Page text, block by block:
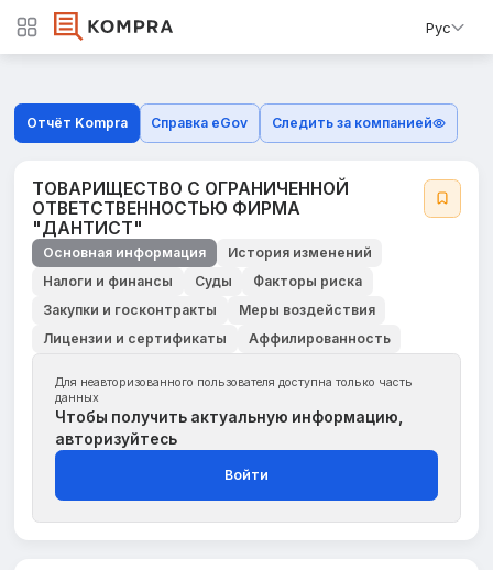
Рус
Отчёт Kompra Справка eGov Следить за компанией
ТОВАРИЩЕСТВО С ОГРАНИЧЕННОЙ
ОТВЕТСТВЕННОСТЬЮ ФИРМА
"ДАНТИСТ"
Основная информация
История изменений
Налоги и финансы
Суды
Факторы риска
Закупки и госконтракты
Меры воздействия
Лицензии и сертификаты
Аффилированность
Для неавторизованного пользователя доступна только часть
данных
Чтобы получить актуальную информацию,
авторизуйтесь
Войти